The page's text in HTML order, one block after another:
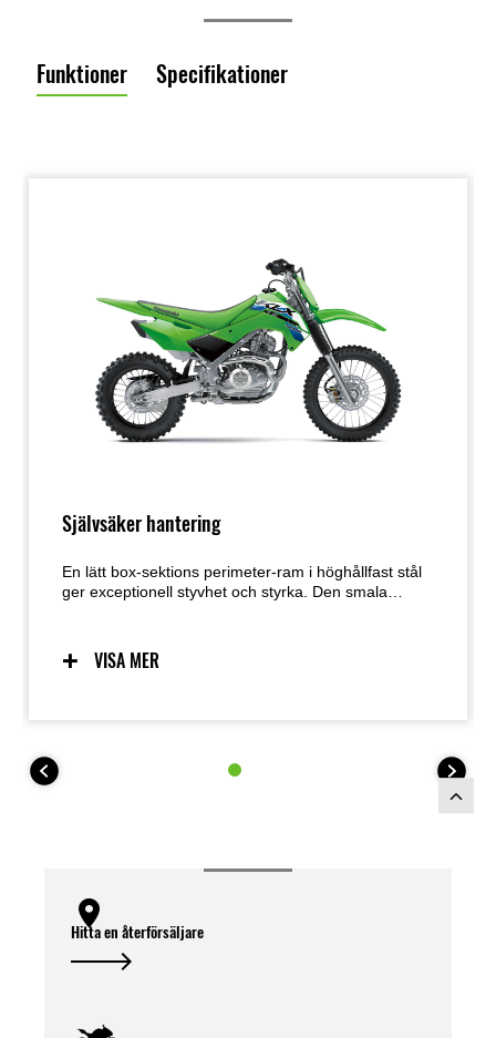
Funktioner Specifikationer
Självsäker hantering
En lätt box-sektions perimeter-ram i höghållfast stål
ger exceptionell styvhet och styrka. Den smala
högpresterande fjädringen och det lättmanövrerade
chassit en hantering som inger självförtroende.
fullstora hjul (21” fram, 18” bak) och 315 mm
VISA MER
Hitta en återförsäljare